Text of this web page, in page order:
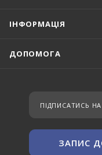
ІНФОРМАЦІЯ
ДОПОМОГА
ПІДПИСАТИСЬ
ЗАПИС